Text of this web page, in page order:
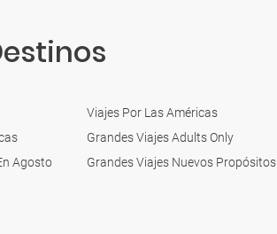
Viajes Por Las Américas
Grandes Viajes Adults Only
Agosto Grandes Viajes Nuevos Propósitos